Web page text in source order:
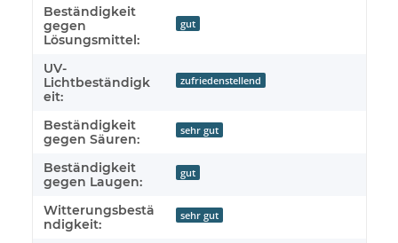
Beständigkeit
gegen
Lösungsmittel:
gut
UV-
Lichtbeständigk
eit:
zufriedenstellend
Beständigkeit
gegen Säuren:
sehr gut
Beständigkeit
gegen Laugen:
gut
Witterungsbestä
ndigkeit:
sehr gut